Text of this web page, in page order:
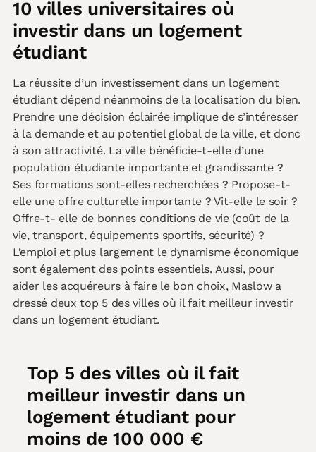
10 villes universitaires où
investir dans un logement
étudiant
La réussite d’un investissement dans un logement
étudiant dépend néanmoins de la localisation du bien.
Prendre une décision éclairée implique de s’intéresser
à la demande et au potentiel global de la ville, et donc
à son attractivité. La ville bénéficie-t-elle d’une
population étudiante importante et grandissante ?
Ses formations sont-elles recherchées ? Propose-t-
elle une offre culturelle importante ? Vit-elle le soir ?
Offre-t- elle de bonnes conditions de vie (coût de la
vie, transport, équipements sportifs, sécurité) ?
L’emploi et plus largement le dynamisme économique
sont également des points essentiels. Aussi, pour
aider les acquéreurs à faire le bon choix, Maslow a
dressé deux top 5 des villes où il fait meilleur investir
dans un logement étudiant.
Top 5 des villes où il fait
meilleur investir dans un
logement étudiant pour
moins de 100 000 €